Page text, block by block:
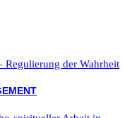
der Wahrheit